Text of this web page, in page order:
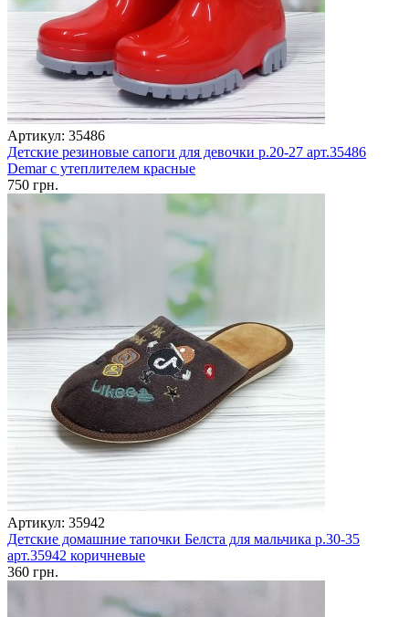
Артикул: 35486
Детские резиновые сапоги для девочки р.20-27 арт.35486
Demar с утеплителем красные
750 грн.
Артикул: 35942
Детские домашние тапочки Белста для мальчика р.30-35
арт.35942 коричневые
360 грн.